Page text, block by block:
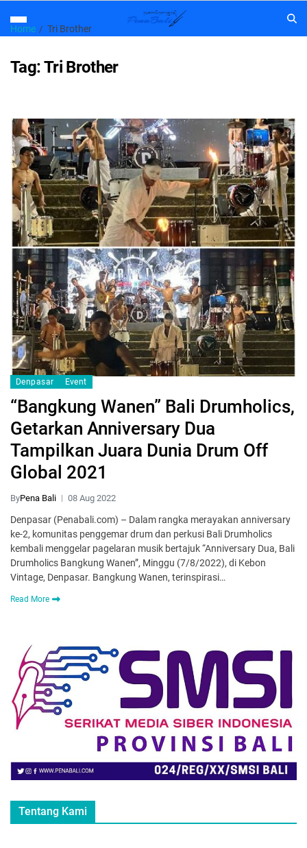
Home Tri Brother
Tag:Tri Brother
Denpasar Event
“Bangkung Wanen” Bali Drumholics,
Getarkan Anniversary Dua
Tampilkan Juara Dunia Drum Off
Global 2021
ByPena Bali 08 Aug 2022
Denpasar (Penabali.com) – Dalam rangka merayakan anniversary
ke-2, komunitas penggemar drum dan perkusi Bali Drumholics
kembali menggelar pagelaran musik bertajuk “Anniversary Dua, Bali
Drumholics Bangkung Wanen”, Minggu (7/8/2022), di Kebon
Vintage, Denpasar. Bangkung Wanen, terinspirasi…
Read More
Tentang Kami